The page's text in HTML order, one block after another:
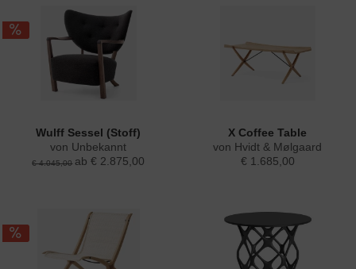
Wulff Sessel (Stoff)
von Unbekannt
€ 4.045,00 ab € 2.875,00
X Coffee Table
von Hvidt & Mølgaard
€ 1.685,00